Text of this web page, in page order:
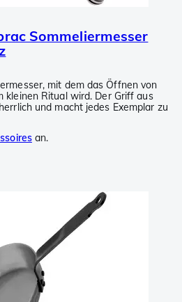
Sommeliermesser
mit dem das Öffnen von
kleinen Ritual wird. Der Griff aus
und macht jedes Exemplar zu
an.